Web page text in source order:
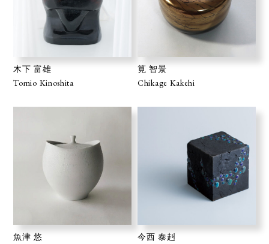
木下 富雄
Tomio Kinoshita
筧 智景
Chikage Kakehi
魚津 悠 今西 泰赳